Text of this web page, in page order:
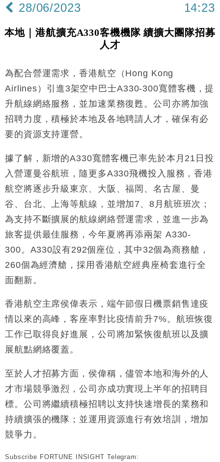
11:12
國際｜特朗普料美伊戰事快結束 承認部分彈藥庫存緊
15:59
財經｜SA售股自救後再出手 斥4億美元押注未上市公
47仙
17:33
財經｜滙豐上調香港今年GDP預測至4.5% 看好貿易
及消費表現
本地｜假冒內地執法人員要求交「保證金」 43歲女子
損失近6900萬元
16:05
財經｜日經失守6.5萬點後回穩 全周仍升近2%
15:47
財經｜恒隆10月換帥 玩具「反」斗城亞洲CEO蔡德
粦接任
15:11
財經｜韓股反覆波動收跌 連挫7周創逾3年最長跌勢
13:44
財經｜內地7月美元計價出口增近24%勝預期 貿易順
差達1125億美元
12:44
財經｜日本春季三度入市撐日圓 4月單日斥6.28萬億
11:12
張
15:59
財經｜SA售股自救後再出手 斥4億美元押注未上市公
28/06/2023 14:23
本地｜港航擴充A330客機機隊 續擴大團隊招募
人才
為配合營運需求，香港航空（Hong Kong
Airlines）引進3架空中巴士A330-300寬體客機，提
升航線網絡服務，並加速業務復甦。公司亦將加強
招聘力度，積極於本地及各地聘請人才，確保有必
要的資源支持運營。
據了解，新增的A330寬體客機已率先於本月21日投
入營運曼谷航班，隨更多A330飛機投入服務，香港
航空將逐步升級東京、大阪、福岡、名古屋、曼
谷、台北、上海等航線，並增加7、8月航班班次；
為支持不斷擴展的航線網絡營運需求，並進一步為
旅客提供最佳服務，今年夏將再添兩架 A330-
300。A330設有292個座位，其中32個為商務艙，
260個為經濟艙，採用香港航空經典座椅套進行全
面翻新。
香港航空主席侯偉表示，端午節假日機票銷售達疫
情以來的高峰，客座率對比疫情前升7%。航班恢復
工作已取得良好進展，公司將加緊恢復航班以及擴
展航點網絡覆蓋。
至於人才招募方面，侯偉稱，儘管本地和海外的人
才市場競爭激烈，公司亦成功實現上半年的招聘目
標。公司將繼續積極招聘以支持快速增長的業務和
持續擴張的機隊；並運用資源進行有效培訓，增加
競爭力。
Subscribe FORTUNE INSIGHT Telegram: